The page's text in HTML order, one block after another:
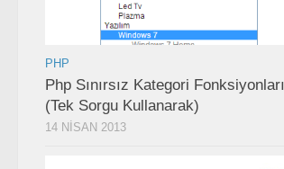
PHP
Php Sınırsız Kategori Fonksiyonları
(Tek Sorgu Kullanarak)
14 NISAN 2013